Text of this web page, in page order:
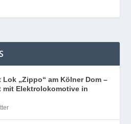
„Zippo“ am Kölner Dom –
mit Elektrolokomotive in